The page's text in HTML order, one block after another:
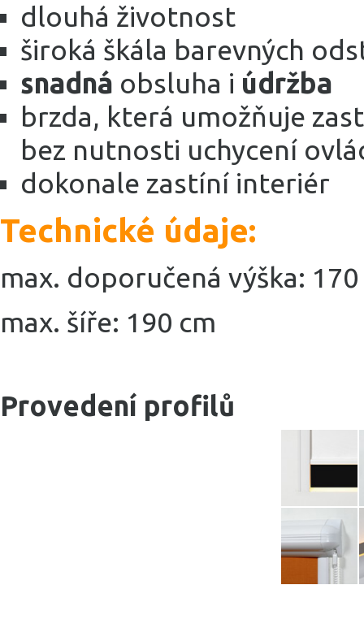
dlouhá životnost
široká škála barevných
snadná obsluha i údržba
brzda, která umožňuje
bez nutnosti uchycení
dokonale zastíní interiér
Technické údaje:
max. doporučená výška: 170
max. šíře: 190 cm
Provedení profilů